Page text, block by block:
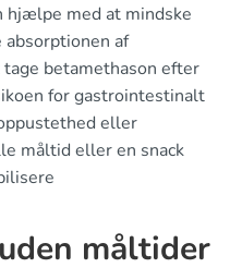
hjælpe med at mindske
af
betamethason efter
for gastrointestinalt
eller
måltid eller en snack
måltider